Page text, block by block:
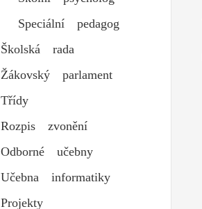
Speciální pedagog
Školská rada
Žákovský parlament
Třídy
Rozpis zvonění
Odborné učebny
Učebna informatiky
Projekty